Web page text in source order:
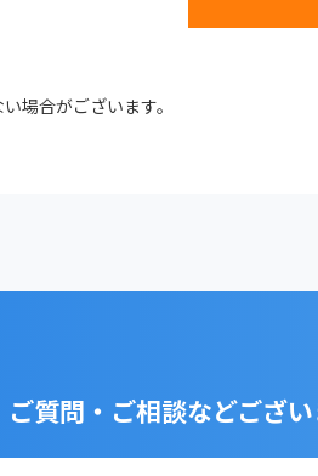
場合がございます。
ご質問・ご相談などござい